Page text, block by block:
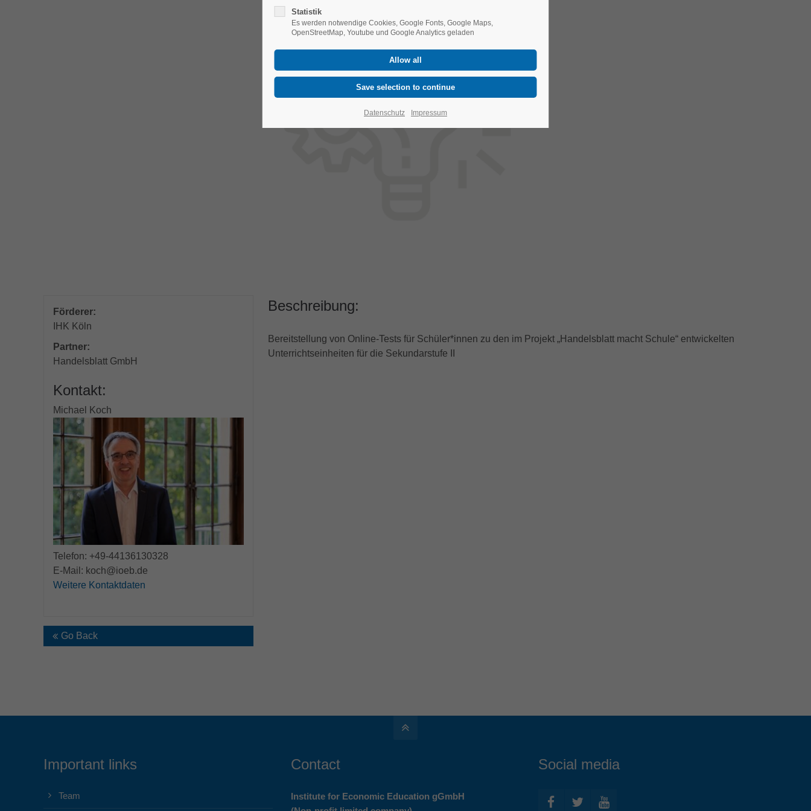
Förderer:
IHK Köln
Partner:
Handelsblatt GmbH
Kontakt:
Michael Koch
Telefon: +49-44136130328
E-Mail: koch@ioeb.de
Weitere Kontaktdaten
Beschreibung:
Bereitstellung von Online-Tests für Schüler*innen zu den im Projekt „Handelsblatt macht Schule“ entwickelten
Unterrichtseinheiten für die Sekundarstufe II
Go Back
Important links
Team
Contact
Institute for Economic Education gGmbH
Social media
Statistik
Es werden notwendige Cookies, Google Fonts, Google Maps,
OpenStreetMap, Youtube und Google Analytics geladen
Datenschutz Impressum